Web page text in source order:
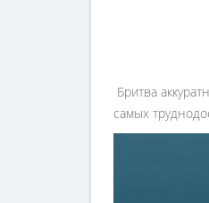
Бритва
самых